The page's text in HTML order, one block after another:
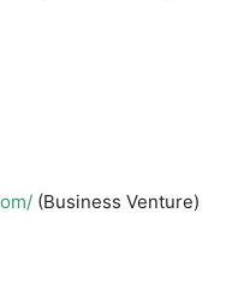
(Business Venture)